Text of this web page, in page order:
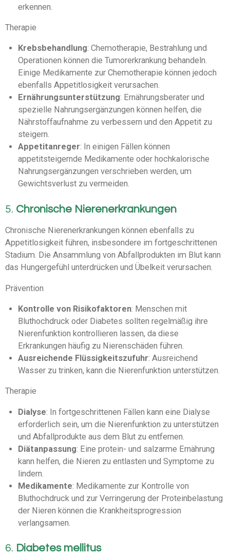
erkennen.
Therapie
Krebsbehandlung: Chemotherapie, Bestrahlung und
Operationen können die Tumorerkrankung behandeln.
Einige Medikamente zur Chemotherapie können jedoch
ebenfalls Appetitlosigkeit verursachen.
Ernährungsunterstützung: Ernährungsberater und
spezielle Nahrungsergänzungen können helfen, die
Nährstoffaufnahme zu verbessern und den Appetit zu
steigern.
Appetitanreger: In einigen Fällen können
appetitsteigernde Medikamente oder hochkalorische
Nahrungsergänzungen verschrieben werden, um
Gewichtsverlust zu vermeiden.
5. Chronische Nierenerkrankungen
Chronische Nierenerkrankungen können ebenfalls zu
Appetitlosigkeit führen, insbesondere im fortgeschrittenen
Stadium. Die Ansammlung von Abfallprodukten im Blut kann
das Hungergefühl unterdrücken und Übelkeit verursachen.
Prävention
Kontrolle von Risikofaktoren: Menschen mit
Bluthochdruck oder Diabetes sollten regelmäßig ihre
Nierenfunktion kontrollieren lassen, da diese
Erkrankungen häufig zu Nierenschäden führen.
Ausreichende Flüssigkeitszufuhr: Ausreichend
Wasser zu trinken, kann die Nierenfunktion unterstützen.
Therapie
Dialyse: In fortgeschrittenen Fällen kann eine Dialyse
erforderlich sein, um die Nierenfunktion zu unterstützen
und Abfallprodukte aus dem Blut zu entfernen.
Diätanpassung: Eine protein- und salzarme Ernährung
kann helfen, die Nieren zu entlasten und Symptome zu
lindern.
Medikamente: Medikamente zur Kontrolle von
Bluthochdruck und zur Verringerung der Proteinbelastung
der Nieren können die Krankheitsprogression
verlangsamen.
6. Diabetes mellitus